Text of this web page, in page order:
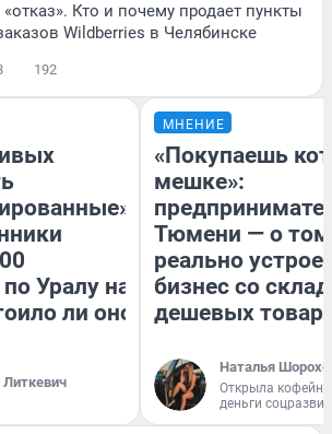
Кто и почему продает пункты
Wildberries в Челябинске
192
Уралу на
ли оно
Литкевич
МНЕНИЕ
«Покупаешь
мешке»:
Тюмени — о
реально
бизнес со
дешевых
Наталья
Открыла
деньги